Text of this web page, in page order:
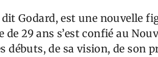
dit Godard, est une nouvelle
de 29 ans s’est confié au
débuts, de sa vision, de son